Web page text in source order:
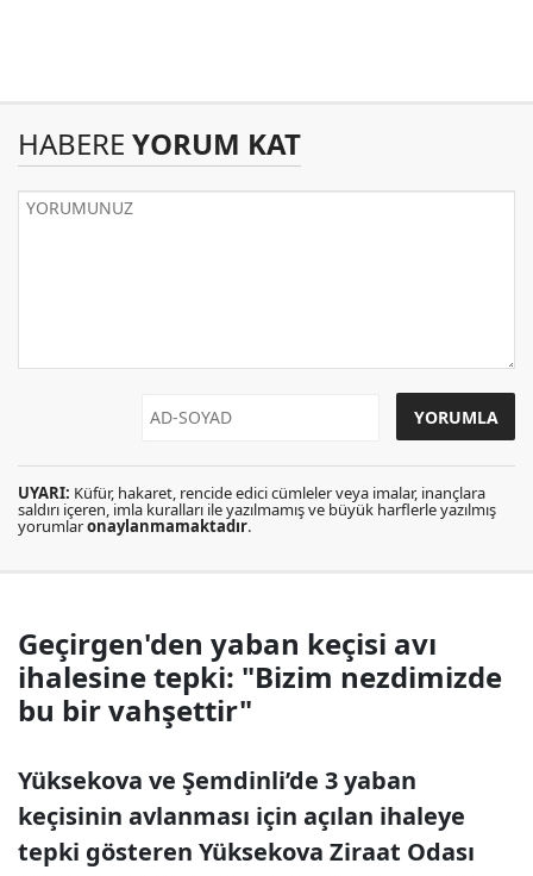
HABERE YORUM KAT
UYARI: Küfür, hakaret, rencide edici cümleler veya imalar, inançlara
saldırı içeren, imla kuralları ile yazılmamış ve büyük harflerle yazılmış
yorumlaronaylanmamaktadır.
Geçirgen'den yaban keçisi avı
ihalesine tepki: "Bizim nezdimizde
bu bir vahşettir"
Yüksekova ve Şemdinli’de 3 yaban
keçisinin avlanması için açılan ihaleye
tepki gösteren Yüksekova Ziraat Odası